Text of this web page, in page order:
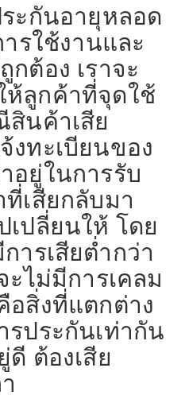
ะกันอายุหลอด
รใช้งานและ
ต้อง เราจะ
ห้ลูกค้าที่จุดใช้
นค้าเสีย
งทะเบียนของ
อยู่ในการรับ
เสียกลับมา
เปลี่ยนให้ โดย
ารเสียต่ำกว่า
ไม่มีการเคลม
สิ่งที่แตกต่าง
รประกันเท่ากัน
ต้องเสีย